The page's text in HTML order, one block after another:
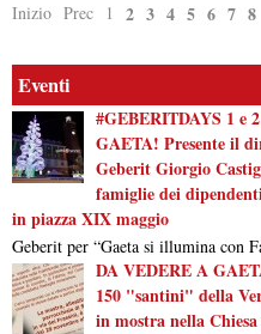
Inizio Prec 1 2 3 4 5 6 7 8
Eventi
#GEBERITDAYS 1 e
GAETA! Presente il
Geberit Giorgio
famiglie dei
in piazza XIX maggio
Geberit per “Gaeta si illumina con
DA VEDERE A
150 "santini" della
in mostra nella